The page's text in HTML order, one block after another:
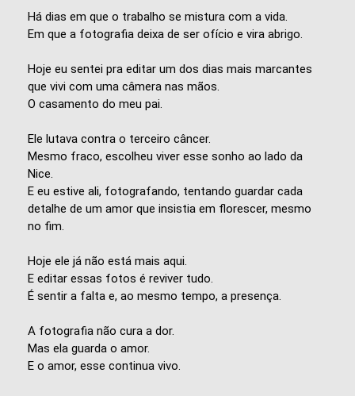
Há dias em que o trabalho se mistura com a vida.
Em que a fotografia deixa de ser ofício e vira abrigo.
Hoje eu sentei pra editar um dos dias mais marcantes
que vivi com uma câmera nas mãos.
O casamento do meu pai.
Ele lutava contra o terceiro câncer.
Mesmo fraco, escolheu viver esse sonho ao lado da
Nice.
E eu estive ali, fotografando, tentando guardar cada
detalhe de um amor que insistia em florescer, mesmo
no fim.
Hoje ele já não está mais aqui.
E editar essas fotos é reviver tudo.
É sentir a falta e, ao mesmo tempo, a presença.
A fotografia não cura a dor.
Mas ela guarda o amor.
E o amor, esse continua vivo.